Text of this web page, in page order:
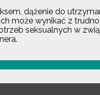
dążenie do
może wynikać z
seksualnych w